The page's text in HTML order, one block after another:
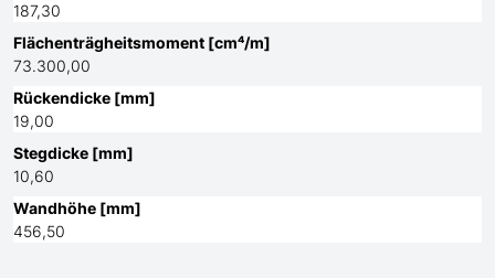
187,30
Flächenträgheitsmoment [cm⁴/m]
73.300,00
Rückendicke [mm]
19,00
Stegdicke [mm]
10,60
Wandhöhe [mm]
456,50